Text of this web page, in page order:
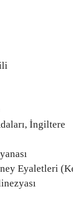
İngiltere
Eyaletleri